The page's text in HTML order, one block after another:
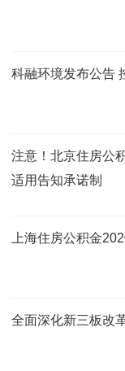
科融环境发布公告
注意！北京住房公
适用告知承诺制
上海住房公积金
全面深化新三板改